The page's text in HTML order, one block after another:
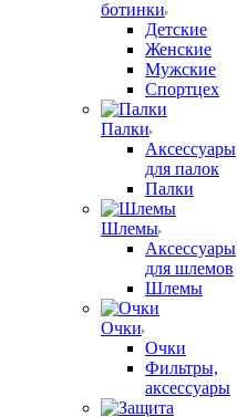
ботинки
Детские
Женские
Мужские
Спортцех
Палки
Аксессуары
для палок
Палки
Шлемы
Аксессуары
для шлемов
Шлемы
Очки
Очки
Фильтры,
аксессуары